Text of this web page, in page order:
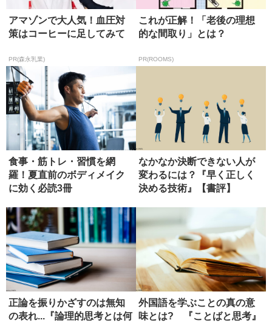
アマゾンで大人気！血圧対
策はコーヒーに足してみて
PR(森永乳業)
これが正解！「老後の理想
的な間取り」とは？
PR(ROOMS)
食事・筋トレ・習慣を網
羅！夏直前のボディメイク
に効く必読3冊
なかなか決断できない人が
変わるには？『早く正しく
決める技術』【書評】
正論を振りかざすのは無知
の表れ...『論理的思考とは何
外国語を学ぶことの真の意
味とは? 『ことばと思考』